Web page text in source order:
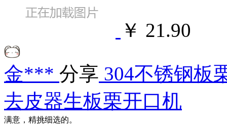
￥ 21.90
金*** 分享 304不锈钢板
去皮器生板栗开口机
满意，精挑细选的。